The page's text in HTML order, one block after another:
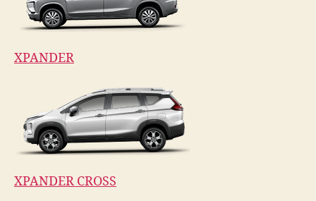
XPANDER
XPANDER CROSS